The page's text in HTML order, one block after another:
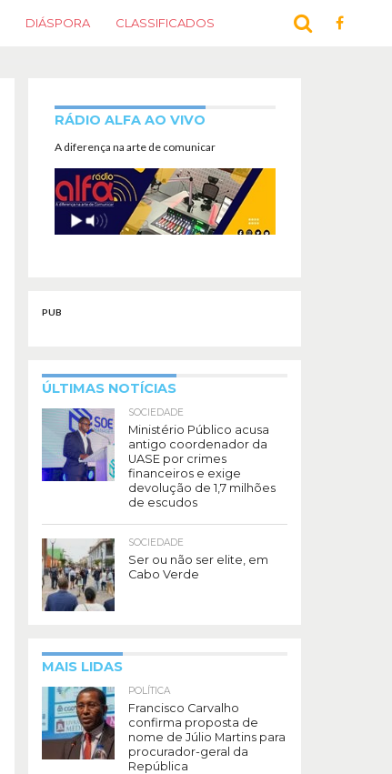
DIÁSPORA CLASSIFICADOS
RÁDIO ALFA AO VIVO
A diferença na arte de comunicar
PUB
ÚLTIMAS NOTÍCIAS
SOCIEDADE
Ministério Público acusa
antigo coordenador da
UASE por crimes
financeiros e exige
devolução de 1,7 milhões
de escudos
SOCIEDADE
Ser ou não ser elite, em
Cabo Verde
MAIS LIDAS
POLÍTICA
Francisco Carvalho
confirma proposta de
nome de Júlio Martins para
procurador-geral da
República